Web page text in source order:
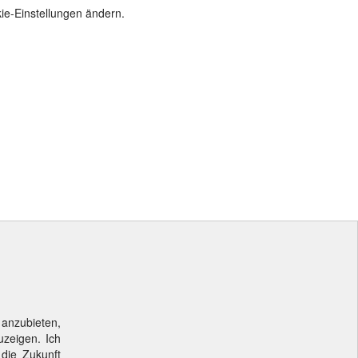
Einstellungen ändern.
Ich
Zukunft